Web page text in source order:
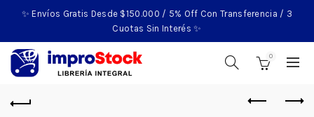
✨ Envíos Gratis Desde $150.000 / 5% Off Con Transferencia / 3
Cuotas Sin Interés ✨
0